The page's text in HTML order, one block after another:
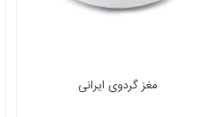
مغز گردوی ایرانی